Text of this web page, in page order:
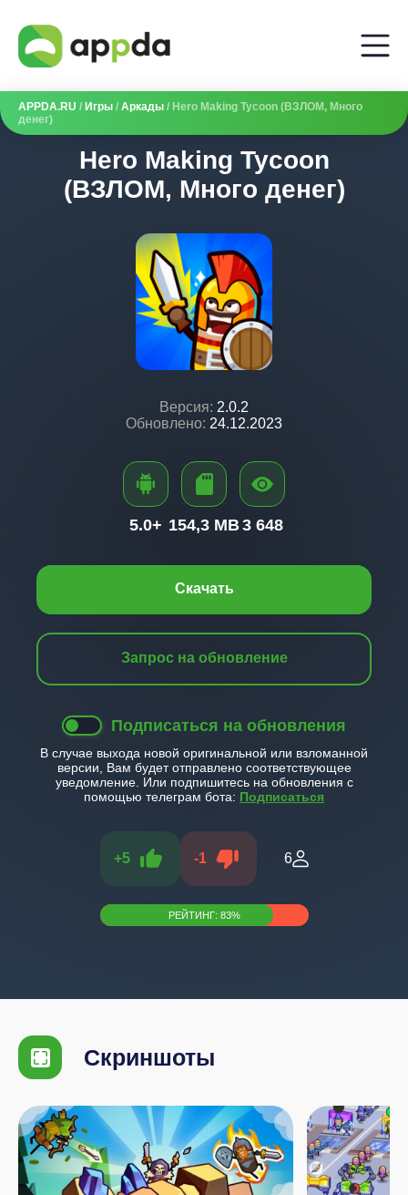
APPDA.RU / Игры / Аркады / Hero Making Tycoon (ВЗЛОМ, Много
денег)
Hero Making Tycoon
(ВЗЛОМ, Много денег)
Версия: 2.0.2
Обновлено: 24.12.2023
Скачать
Запрос на обновление
Подписаться на обновления
В случае выхода новой оригинальной или взломанной
версии, Вам будет отправлено соответствующее
уведомление. Или подпишитесь на обновления с
помощью телеграм бота: Подписаться
+5 -1 6
РЕЙТИНГ: 83%
5.0+ 154,3 MB3 648
Скриншоты